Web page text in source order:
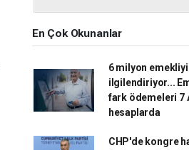
En Çok Okunanlar
6 milyon emekliyi
ilgilendiriyor...
fark ödemeleri 7
hesaplarda
CHP'de kongre